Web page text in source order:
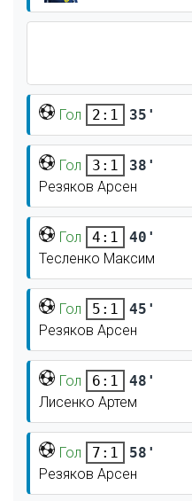
Гол 2:1 35'
Гол 3:1
38'
Резяков Арсен
Гол 4:1
40'
Тесленко Максим
Гол 5:1
45'
Резяков Арсен
Гол 6:1
48'
Лисенко Артем
Гол 7:1
58'
Резяков Арсен